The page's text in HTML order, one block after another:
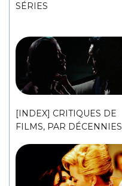
SÉRIES
[INDEX] CRITIQUES DE
FILMS, PAR DÉCENNIES